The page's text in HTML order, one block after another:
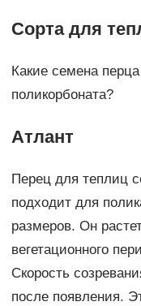
Сорта для
Какие семена
поликорбоната?
Атлант
Перец для теплиц
подходит для
размеров. Он
вегетационного
Скорость
после появления.